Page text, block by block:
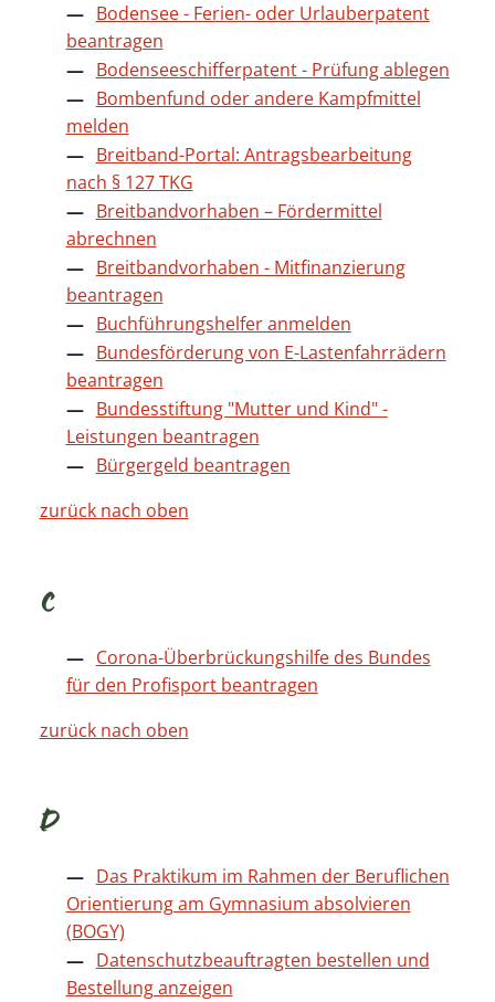
Bodensee - Ferien- oder Urlauberpatent
beantragen
Bodenseeschifferpatent - Prüfung ablegen
Bombenfund oder andere Kampfmittel
melden
Breitband-Portal: Antragsbearbeitung
nach § 127 TKG
Breitbandvorhaben – Fördermittel
abrechnen
Breitbandvorhaben - Mitfinanzierung
beantragen
Buchführungshelfer anmelden
Bundesförderung von E-Lastenfahrrädern
beantragen
Bundesstiftung "Mutter und Kind" -
Leistungen beantragen
Bürgergeld beantragen
zurück nach oben
C
Corona-Überbrückungshilfe des Bundes
für den Profisport beantragen
zurück nach oben
D
Das Praktikum im Rahmen der Beruflichen
Orientierung am Gymnasium absolvieren
(BOGY)
Datenschutzbeauftragten bestellen und
Bestellung anzeigen